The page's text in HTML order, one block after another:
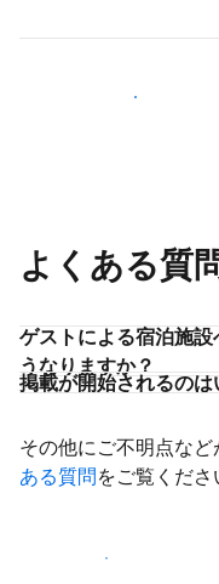
ホストとして登録する
よくある質
ゲストによる宿泊施
うなりますか？
掲載が開始されるの
その他にご不明点な
ある質問をご覧くださ
掲載を開始する